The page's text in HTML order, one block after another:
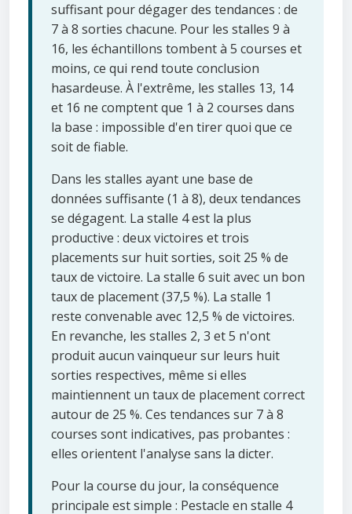
suffisant pour dégager des tendances : de
7 à 8 sorties chacune. Pour les stalles 9 à
16, les échantillons tombent à 5 courses et
moins, ce qui rend toute conclusion
hasardeuse. À l'extrême, les stalles 13, 14
et 16 ne comptent que 1 à 2 courses dans
la base : impossible d'en tirer quoi que ce
soit de fiable.
Dans les stalles ayant une base de
données suffisante (1 à 8), deux tendances
se dégagent. La stalle 4 est la plus
productive : deux victoires et trois
placements sur huit sorties, soit 25 % de
taux de victoire. La stalle 6 suit avec un bon
taux de placement (37,5 %). La stalle 1
reste convenable avec 12,5 % de victoires.
En revanche, les stalles 2, 3 et 5 n'ont
produit aucun vainqueur sur leurs huit
sorties respectives, même si elles
maintiennent un taux de placement correct
autour de 25 %. Ces tendances sur 7 à 8
courses sont indicatives, pas probantes :
elles orientent l'analyse sans la dicter.
Pour la course du jour, la conséquence
principale est simple : Pestacle en stalle 4